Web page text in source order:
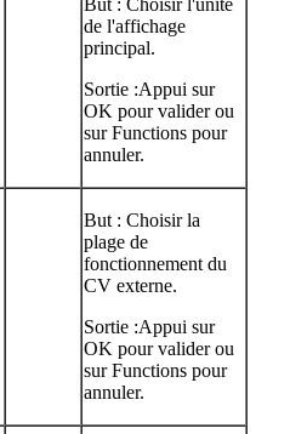
de l'affichage
principal.
Sortie :Appui sur
OK pour valider ou
sur Functions pour
annuler.
But : Choisir la
plage de
fonctionnement du
CV externe.
Sortie :Appui sur
OK pour valider ou
sur Functions pour
annuler.